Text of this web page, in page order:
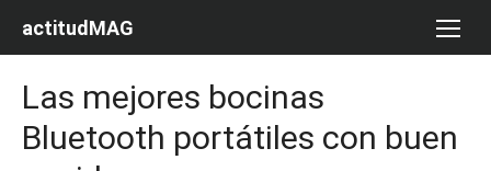
actitudMAG
Las mejores bocinas
Bluetooth portátiles con buen